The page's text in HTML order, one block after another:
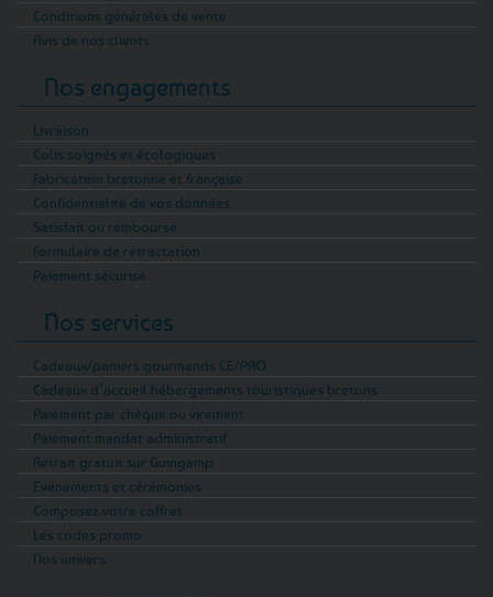
Conditions générales de vente
Avis de nos clients
Nos engagements
Livraison
Colis soignés et écologiques
Fabrication bretonne et française
Confidentialité de vos données
Satisfait ou remboursé
Formulaire de rétractation
Paiement sécurisé
Nos services
Cadeaux/paniers gourmands CE/PRO
Cadeaux d’accueil hébergements touristiques bretons
Paiement par chèque ou virement
Paiement mandat administratif
Retrait gratuit sur Guingamp
Evénements et cérémonies
Composez votre coffret
Les codes promo
Nos univers